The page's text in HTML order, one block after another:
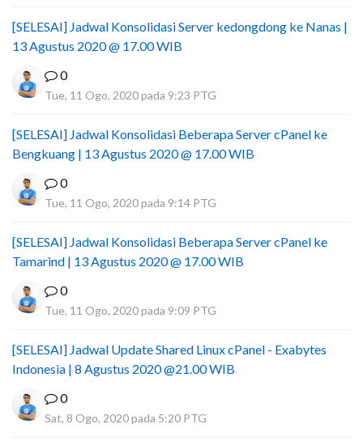
[SELESAI] Jadwal Konsolidasi Server kedongdong ke Nanas |
13 Agustus 2020 @ 17.00 WIB
0
Tue, 11 Ogo, 2020 pada 9:23 PTG
[SELESAI] Jadwal Konsolidasi Beberapa Server cPanel ke
Bengkuang | 13 Agustus 2020 @ 17.00 WIB
0
Tue, 11 Ogo, 2020 pada 9:14 PTG
[SELESAI] Jadwal Konsolidasi Beberapa Server cPanel ke
Tamarind | 13 Agustus 2020 @ 17.00 WIB
0
Tue, 11 Ogo, 2020 pada 9:09 PTG
[SELESAI] Jadwal Update Shared Linux cPanel - Exabytes
Indonesia | 8 Agustus 2020 @21.00 WIB
0
Sat, 8 Ogo, 2020 pada 5:20 PTG